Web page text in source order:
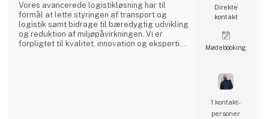
Vores avancerede logistikløsning har til
formål at lette styringen af transport og
logistik samt bidrage til bæredygtig udvikling
og reduktion af miljøpåvirkningen. Vi er
forpligtet til kvalitet, innovation og ekspertise
Direkte
kontakt
Møde­booking
1 kontakt­
personer